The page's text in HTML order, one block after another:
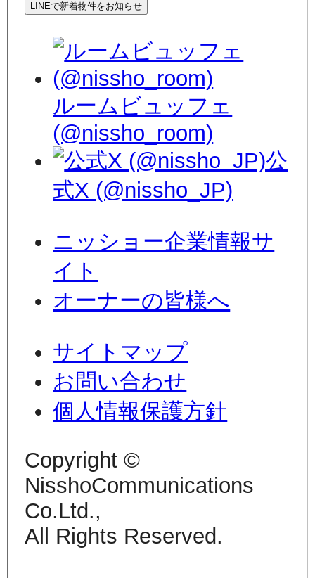
LINEで新着物件をお知らせ
ルームビュッフェ
(@nissho_room)
公
式X (@nissho_JP)
ニッショー企業情報サ
イト
オーナーの皆様へ
サイトマップ
お問い合わせ
個人情報保護方針
Copyright ©
NisshoCommunications
Co.Ltd.,
All Rights Reserved.